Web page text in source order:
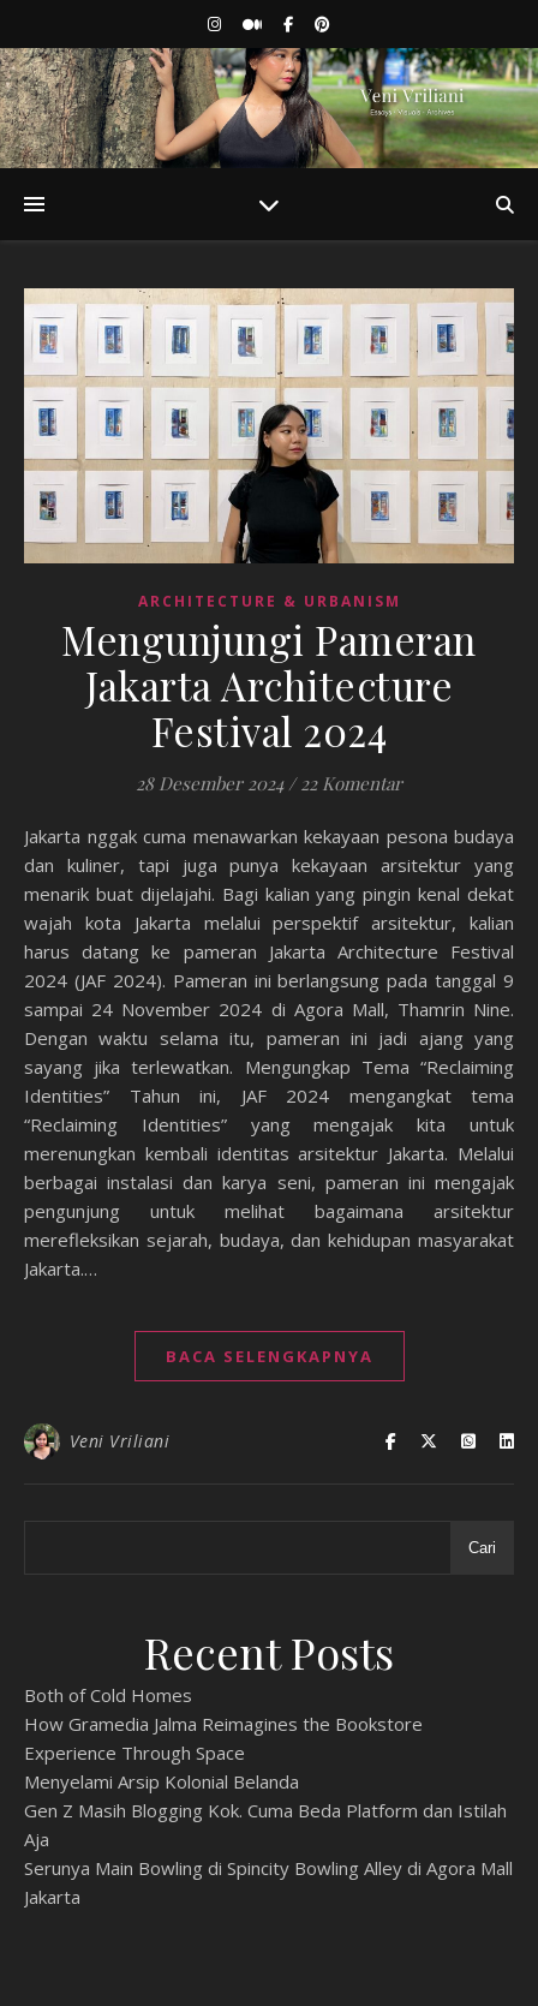
ARCHITECTURE & URBANISM
Mengunjungi Pameran
Jakarta Architecture
Festival 2024
28 Desember 2024 / 22 Komentar
Jakarta nggak cuma menawarkan kekayaan pesona budaya
dan kuliner, tapi juga punya kekayaan arsitektur yang
menarik buat dijelajahi. Bagi kalian yang pingin kenal dekat
wajah kota Jakarta melalui perspektif arsitektur, kalian
harus datang ke pameran Jakarta Architecture Festival
2024 (JAF 2024). Pameran ini berlangsung pada tanggal 9
sampai 24 November 2024 di Agora Mall, Thamrin Nine.
Dengan waktu selama itu, pameran ini jadi ajang yang
sayang jika terlewatkan. Mengungkap Tema “Reclaiming
Identities” Tahun ini, JAF 2024 mengangkat tema
“Reclaiming Identities” yang mengajak kita untuk
merenungkan kembali identitas arsitektur Jakarta. Melalui
berbagai instalasi dan karya seni, pameran ini mengajak
pengunjung untuk melihat bagaimana arsitektur
merefleksikan sejarah, budaya, dan kehidupan masyarakat
Jakarta.…
BACA SELENGKAPNYA
Veni Vriliani
Cari
Recent Posts
Both of Cold Homes
How Gramedia Jalma Reimagines the Bookstore
Experience Through Space
Menyelami Arsip Kolonial Belanda
Gen Z Masih Blogging Kok. Cuma Beda Platform dan Istilah
Aja
Serunya Main Bowling di Spincity Bowling Alley di Agora Mall
Jakarta